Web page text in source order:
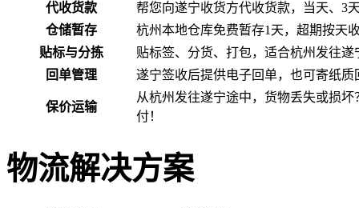
代收货款
帮您向遂宁收货方代收货款，当天、3
仓储暂存
杭州本地仓库免费暂存1天，超期按天
贴标与分拣
贴标签、分货、打包，适合杭州发往
回单管理
遂宁签收后提供电子回单，也可寄纸质
保价运输
从杭州发往遂宁途中，货物丢失或损
付！
物流解决方案